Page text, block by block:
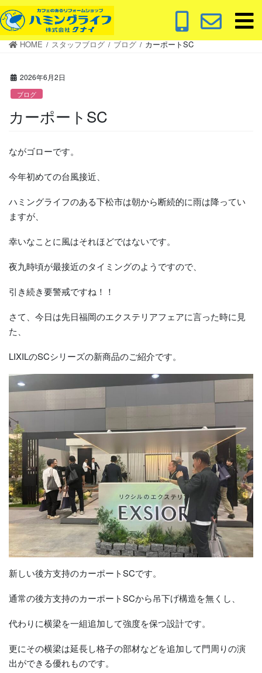
コ
ン
テ
ナ
ビ
ゲ
HOME スタッフブログ ブログ カーポートSC
2026年6月2日
ブログ
カーポートSC
ながゴローです。
今年初めての台風接近、
ハミングライフのある下松市は朝から断続的に雨は降ってい
ますが、
幸いなことに風はそれほどではないです。
夜九時頃が最接近のタイミングのようですので、
引き続き要警戒ですね！！
さて、今日は先日福岡のエクステリアフェアに言った時に見
た、
LIXILのSCシリーズの新商品のご紹介です。
新しい後方支持のカーポートSCです。
通常の後方支持のカーポートSCから吊下げ構造を無くし、
代わりに横梁を一組追加して強度を保つ設計です。
更にその横梁は延長し格子の部材などを追加して門周りの演
出ができる優れものです。